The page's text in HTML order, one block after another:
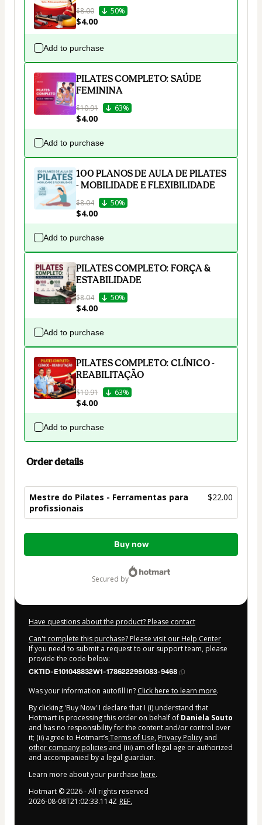
$8.00 50%
$4.00
Add to purchase
PILATES COMPLETO: SAÚDE
FEMININA
$10.91 63%
$4.00
Add to purchase
100 PLANOS DE AULA DE PILATES
- MOBILIDADE E FLEXIBILIDADE
$8.04 50%
$4.00
Add to purchase
PILATES COMPLETO: FORÇA &
ESTABILIDADE
$8.04 50%
$4.00
Add to purchase
PILATES COMPLETO: CLÍNICO -
REABILITAÇÃO
$10.91 63%
$4.00
Add to purchase
Order details
Mestre do Pilates - Ferramentas para
profissionais
$22.00
Total
Buy now
secured by
Have questions about the product? Please contact
Can't complete this purchase? Please visit our Help Center
If you need to submit a request to our support team, please
provide the code below:
CKTID-E101048832W1-1786222951083-9468
Was your information autofill in? Click here to learn more.
By clicking 'Buy Now' I declare that I (i) understand that
Hotmart is processing this order on behalf of Daniela Souto
and has no responsibility for the content and/or control over
it; (ii) agree to Hotmart’sTerms of Use, Privacy Policy and
other company policies and (iii) am of legal age or authorized
and accompanied by a legal guardian.
Learn more about your purchase here.
Hotmart ©2026- All rights reserved
2026-08-08T21:02:33.114Z REF.